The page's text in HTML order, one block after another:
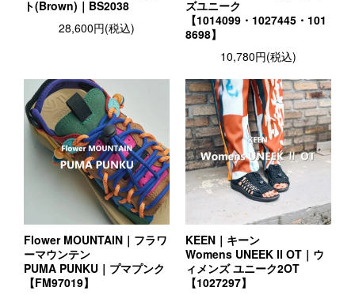
ト(Brown)｜BS2038
28,600円(税込)
ズユニーク
【1014099・1027445・101
8698】
10,780円(税込)
Flower MOUNTAIN｜フラワ
ーマウンテン
PUMA PUNKU｜プマプンク
【FM97019】
KEEN｜キーン
Womens UNEEK Ⅱ OT｜ウ
ィメンズ ユニーク2OT
【1027297】